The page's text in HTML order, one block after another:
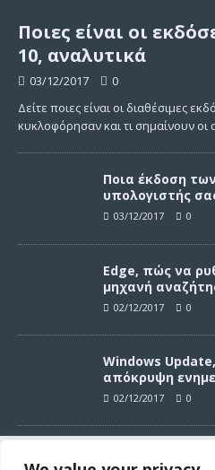
Ποιες είναι οι
10, αναλυτικά
03/12/2017
0
Δείτε ποιες είναι οι διαθέσιμες
κυκλοφόρησαν και τι σημαίνουν οι
Ποια έκδοση
υπολογιστής
03/12/2017 0
Edge, πώς να
μηχανή
02/12/2017 0
Windows
απόκρυψη
02/12/2017 0